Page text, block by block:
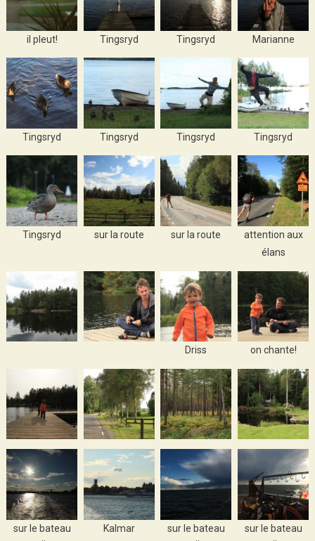
il pleut! Tingsryd Tingsryd Marianne
Tingsryd Tingsryd Tingsryd Tingsryd
Tingsryd sur la route sur la route
attention aux
élans
Driss on chante!
sur le bateau
Kalmar
sur le bateau
sur le bateau